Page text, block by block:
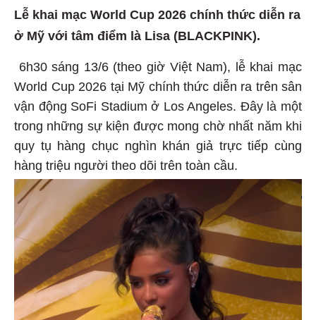
Lễ khai mạc World Cup 2026 chính thức diễn ra
ở Mỹ với tâm điểm là Lisa (BLACKPINK).
6h30 sáng 13/6 (theo giờ Việt Nam), lễ khai mạc
World Cup 2026 tại Mỹ chính thức diễn ra trên sân
vận động SoFi Stadium ở Los Angeles. Đây là một
trong những sự kiện được mong chờ nhất năm khi
quy tụ hàng chục nghìn khán giả trực tiếp cùng
hàng triệu người theo dõi trên toàn cầu.